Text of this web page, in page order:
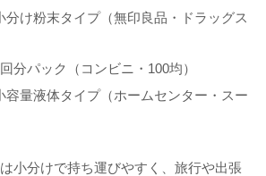
分け粉末タイプ（無印良品・ドラッグス
分パック（コンビニ・100均）
容量液体タイプ（ホームセンター・スー
小分けで持ち運びやすく、旅行や出張